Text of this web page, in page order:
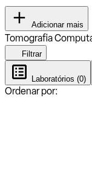
Adicionar mais
Tomografia
Filtrar
Laboratórios (0)
Ordenar por: